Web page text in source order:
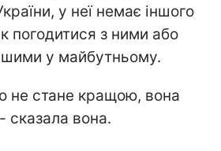
у неї немає іншого
погодитися з ними або
у майбутньому.
не стане кращою, вона
сказала вона.